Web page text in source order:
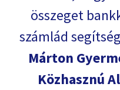
összeget
számlád
Márton
Közhasznú